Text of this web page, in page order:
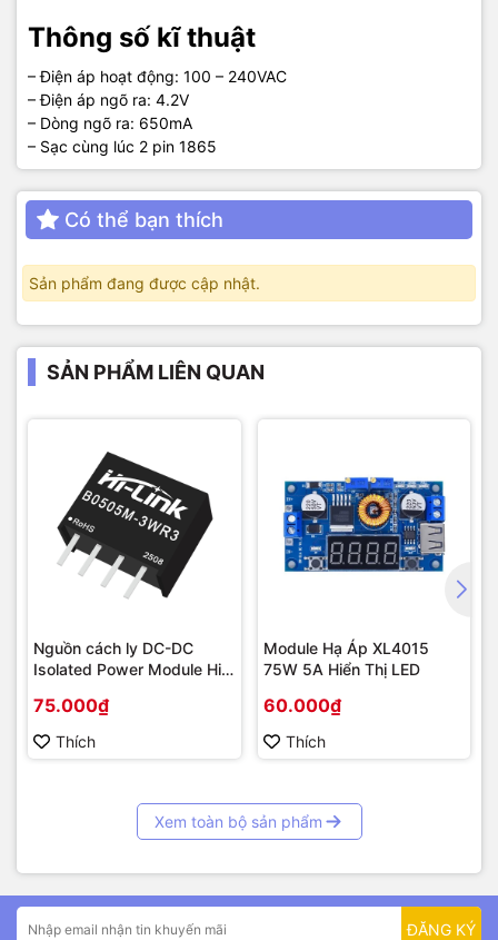
Thông số kĩ thuật
– Điện áp hoạt động: 100 – 240VAC
– Điện áp ngõ ra: 4.2V
– Dòng ngõ ra: 650mA
– Sạc cùng lúc 2 pin 1865
Có thể bạn thích
Sản phẩm đang được cập nhật.
SẢN PHẨM LIÊN QUAN
Nguồn cách ly DC-DC
Isolated Power Module Hi-
75.000₫
Thích
Module Hạ Áp XL4015
75W 5A Hiển Thị LED
60.000₫
Thích
Xem toàn bộ sản phẩm
ĐĂNG KÝ